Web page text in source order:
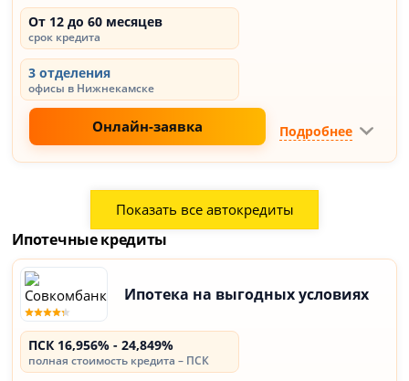
От 12 до 60 месяцев
срок кредита
3 отделения
офисы в Нижнекамске
Онлайн-заявка Подробнее
Показать все автокредиты
Ипотечные кредиты
Ипотека на выгодных условиях
ПСК 16,956% - 24,849%
полная стоимость кредита – ПСК